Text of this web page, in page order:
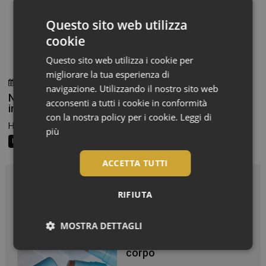
30 Luglio 2026
Nuovo formato e due versioni per un’idratazione
intensa e una pelle rimpolpata
Hydraphase HA di La Roche-Posay è disponibile in due...
In Vetrina
Effetto glow immediato e
corpo
Questo sito web utilizza
cookie
Questo sito web utilizza i cookie per
migliorare la tua esperienza di
navigazione. Utilizzando il nostro sito web
acconsenti a tutti i cookie in conformità
con la nostra policy per i cookie. Leggi di
più
ACCETTA TUTTI
RIFIUTA
MOSTRA DETTAGLI
Necessari